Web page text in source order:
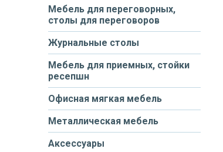
Мебель для переговорных,
столы для переговоров
Журнальные столы
Мебель для приемных, стойки
ресепшн
Офисная мягкая мебель
Металлическая мебель
Аксессуары